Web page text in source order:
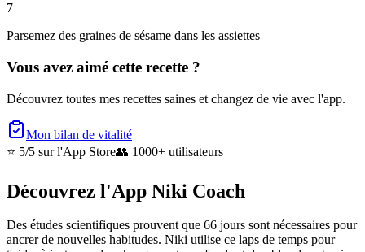
7
Parsemez des graines de sésame dans les assiettes
Vous avez aimé cette recette ?
Découvrez toutes mes recettes saines et changez de vie avec l'app.
Mon bilan de vitalité
⭐ 5/5 sur l'App Store👥 1000+ utilisateurs
Découvrez l'App Niki Coach
Des études scientifiques prouvent que 66 jours sont nécessaires pour
ancrer de nouvelles habitudes. Niki utilise ce laps de temps pour